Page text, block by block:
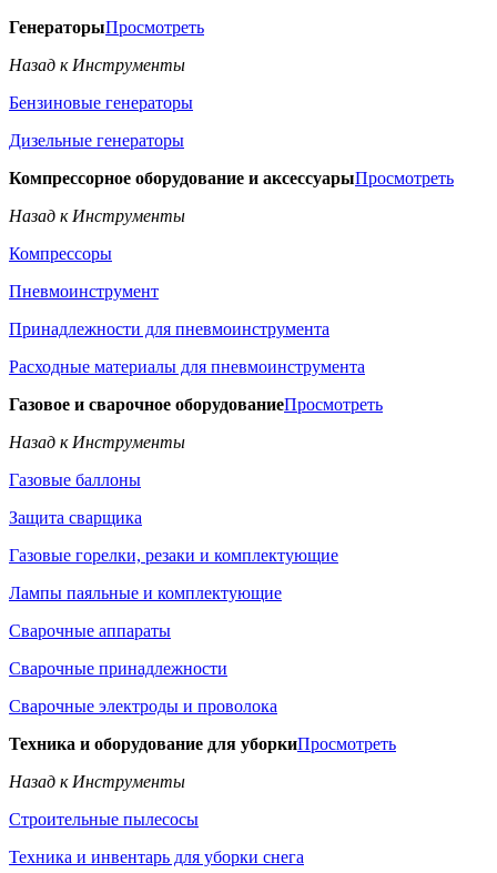
ГенераторыПросмотреть
Назад к Инструменты
Бензиновые генераторы
Дизельные генераторы
Компрессорное оборудование и аксессуарыПросмотреть
Назад к Инструменты
Компрессоры
Пневмоинструмент
Принадлежности для пневмоинструмента
Расходные материалы для пневмоинструмента
Газовое и сварочное оборудованиеПросмотреть
Назад к Инструменты
Газовые баллоны
Защита сварщика
Газовые горелки, резаки и комплектующие
Лампы паяльные и комплектующие
Сварочные аппараты
Сварочные принадлежности
Сварочные электроды и проволока
Техника и оборудование для уборкиПросмотреть
Назад к Инструменты
Строительные пылесосы
Техника и инвентарь для уборки снега